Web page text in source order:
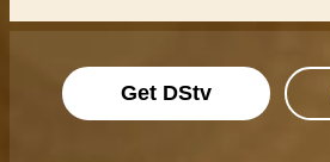
Get DStv